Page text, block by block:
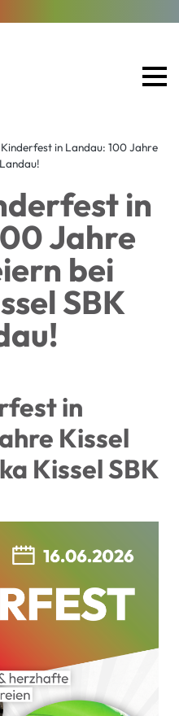
in Landau: 100 Jahre
in
Jahre
bei
SBK
in
Kissel
Kissel SBK